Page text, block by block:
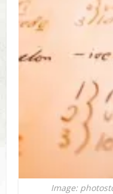
Image: